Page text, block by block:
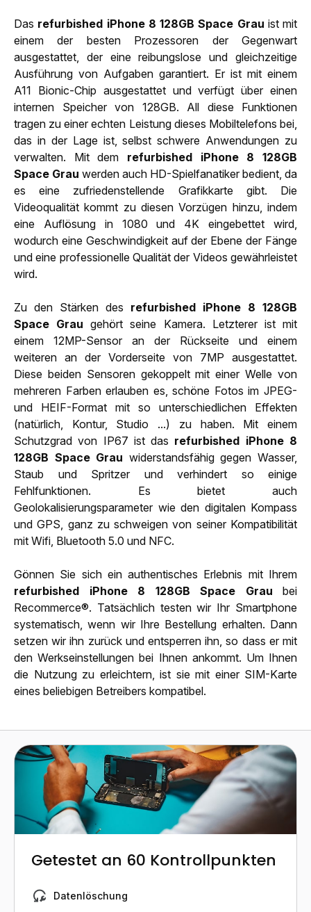
Das refurbished iPhone 8 128GB Space Grau ist mit
einem der besten Prozessoren der Gegenwart
ausgestattet, der eine reibungslose und gleichzeitige
Ausführung von Aufgaben garantiert. Er ist mit einem
A11 Bionic-Chip ausgestattet und verfügt über einen
internen Speicher von 128GB. All diese Funktionen
tragen zu einer echten Leistung dieses Mobiltelefons bei,
das in der Lage ist, selbst schwere Anwendungen zu
verwalten. Mit dem refurbished iPhone 8 128GB
Space Grau werden auch HD-Spielfanatiker bedient, da
es eine zufriedenstellende Grafikkarte gibt. Die
Videoqualität kommt zu diesen Vorzügen hinzu, indem
eine Auflösung in 1080 und 4K eingebettet wird,
wodurch eine Geschwindigkeit auf der Ebene der Fänge
und eine professionelle Qualität der Videos gewährleistet
wird.
Zu den Stärken des refurbished iPhone 8 128GB
Space Grau gehört seine Kamera. Letzterer ist mit
einem 12MP-Sensor an der Rückseite und einem
weiteren an der Vorderseite von 7MP ausgestattet.
Diese beiden Sensoren gekoppelt mit einer Welle von
mehreren Farben erlauben es, schöne Fotos im JPEG-
und HEIF-Format mit so unterschiedlichen Effekten
(natürlich, Kontur, Studio ...) zu haben. Mit einem
Schutzgrad von IP67 ist das refurbished iPhone 8
128GB Space Grau widerstandsfähig gegen Wasser,
Staub und Spritzer und verhindert so einige
Fehlfunktionen. Es bietet auch
Geolokalisierungsparameter wie den digitalen Kompass
und GPS, ganz zu schweigen von seiner Kompatibilität
mit Wifi, Bluetooth 5.0 und NFC.
Gönnen Sie sich ein authentisches Erlebnis mit Ihrem
refurbished iPhone 8 128GB Space Grau bei
Recommerce®. Tatsächlich testen wir Ihr Smartphone
systematisch, wenn wir Ihre Bestellung erhalten. Dann
setzen wir ihn zurück und entsperren ihn, so dass er mit
den Werkseinstellungen bei Ihnen ankommt. Um Ihnen
die Nutzung zu erleichtern, ist sie mit einer SIM-Karte
eines beliebigen Betreibers kompatibel.
Getestet an 60 Kontrollpunkten
Datenlöschung